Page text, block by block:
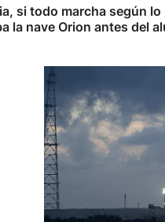
si todo marcha según
la nave Orion antes del